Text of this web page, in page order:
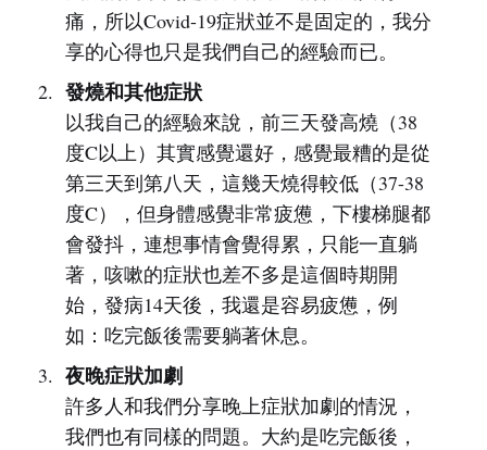
痛，所以Covid-19症狀並不是固定的，我分
享的心得也只是我們自己的經驗而已。
發燒和其他症狀
以我自己的經驗來說，前三天發高燒（38
度C以上）其實感覺還好，感覺最糟的是從
第三天到第八天，這幾天燒得較低（37-38
度C），但身體感覺非常疲憊，下樓梯腿都
會發抖，連想事情會覺得累，只能一直躺
著，咳嗽的症狀也差不多是這個時期開
始，發病14天後，我還是容易疲憊，例
如：吃完飯後需要躺著休息。
夜晚症狀加劇
許多人和我們分享晚上症狀加劇的情況，
我們也有同樣的問題。大約是吃完飯後，